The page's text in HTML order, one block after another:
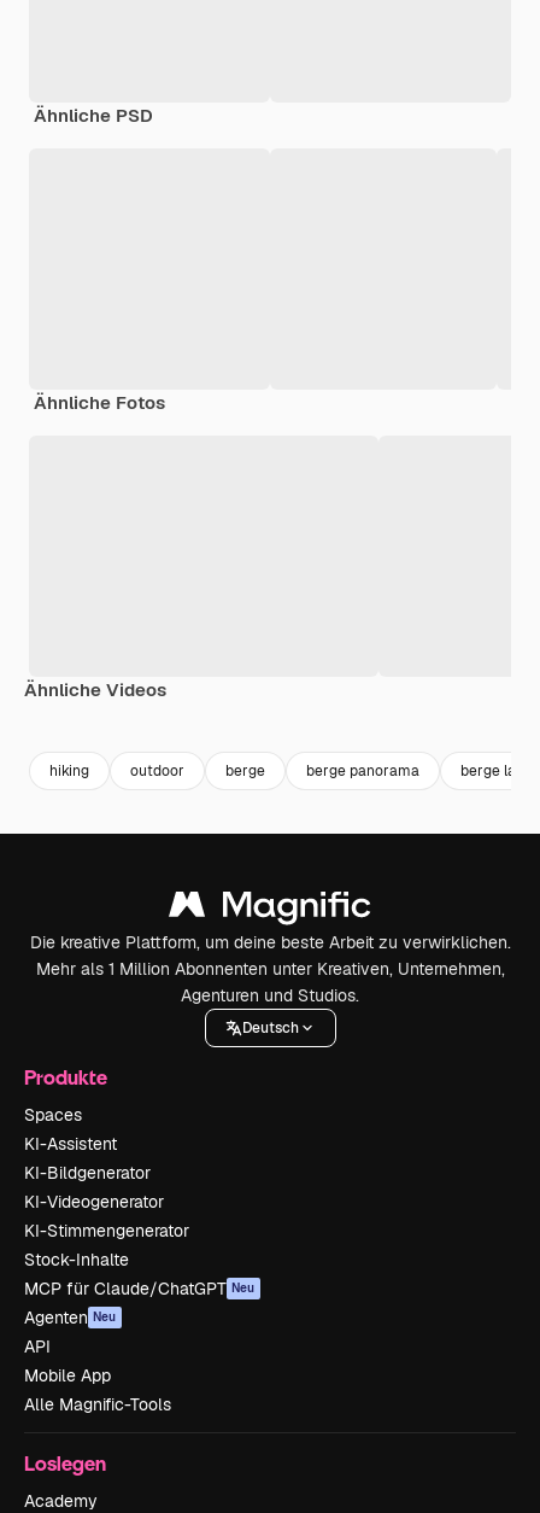
Ähnliche PSD
Ähnliche Fotos
Ähnliche Videos
hiking outdoor berge berge panorama berge
Die kreative Plattform, um deine beste Arbeit zu verwirklichen.
Mehr als 1 Million Abonnenten unter Kreativen, Unternehmen,
Agenturen und Studios.
Deutsch
Produkte
Spaces
KI-Assistent
KI-Bildgenerator
KI-Videogenerator
KI-Stimmengenerator
Stock-Inhalte
MCP für Claude/ChatGPT Neu
Agenten Neu
API
Mobile App
Alle Magnific-Tools
Loslegen
Academy